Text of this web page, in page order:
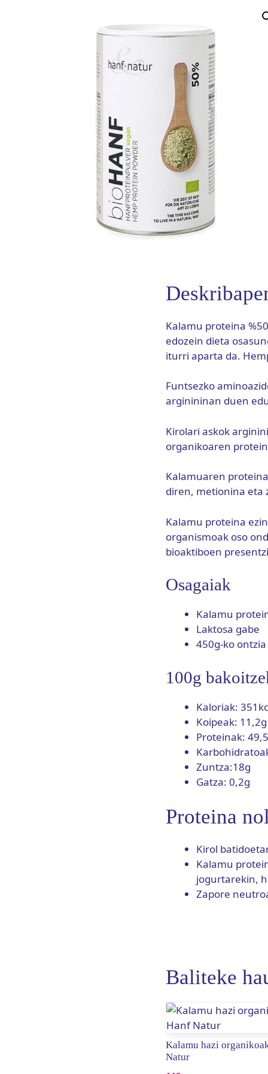
Kalamu proteina
edozein dieta
iturri aparta da.
Funtsezko
arginininan duen
Kirolari askok
organikoaren
Kalamuaren
diren, metionina eta
Kalamu proteina
organismoak oso
bioaktiboen
Osagaiak
Kalamu
Laktosa gabe
450g-ko ontzia
100g
Kaloriak:
Koipeak: 11,2g
Proteinak:
Zuntza:18g
Gatza: 0,2g
Proteina
Kirol
Kalamu
jogurtarekin,
Zapore
Baliteke
Kalamu hazi
Natur